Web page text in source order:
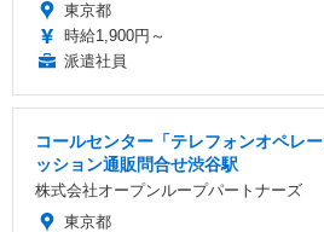
東京都
時給1,900円～
派遣社員
コールセンター「テレフォンオペレ
ッション通販問合せ渋谷駅
株式会社オープンループパートナーズ
東京都